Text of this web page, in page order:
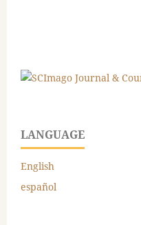
LANGUAGE
English
español